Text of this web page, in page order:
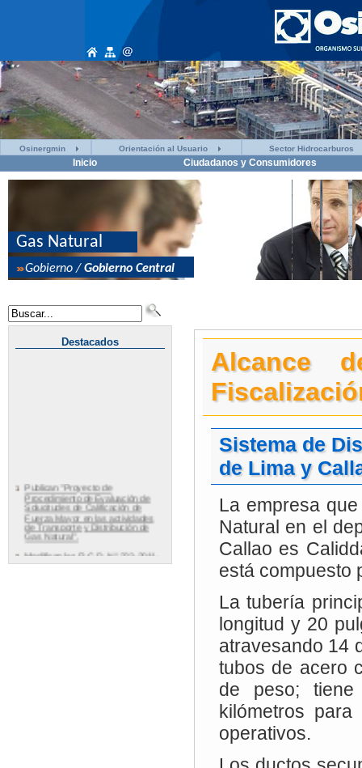
Osinergmin Orientación al Usuario Sector Hidrocarburos
Inicio Ciudadanos y Consumidores